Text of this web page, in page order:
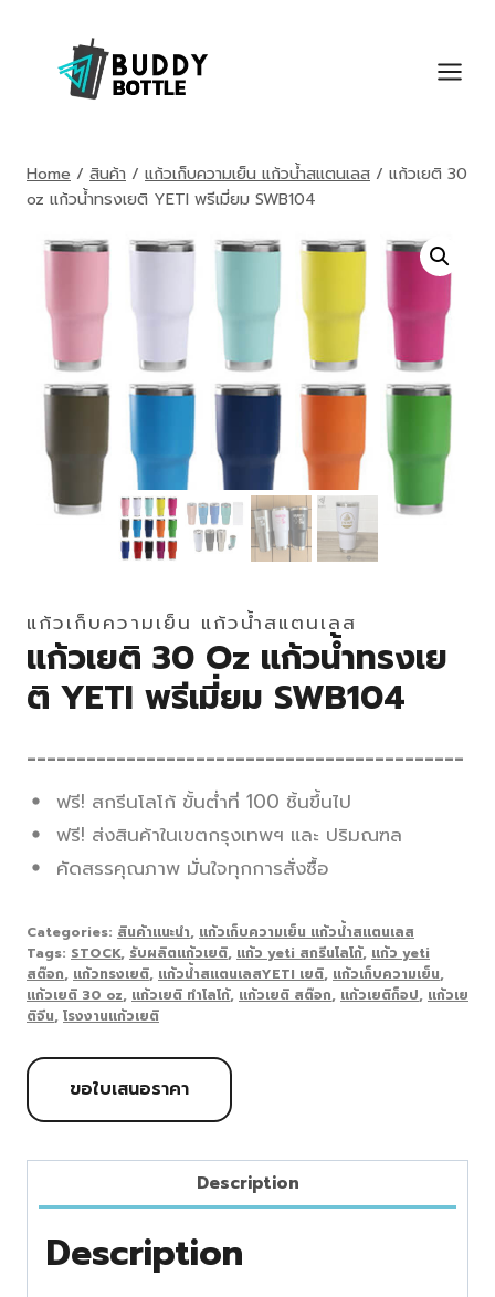
content
Home / สินค้า / แก้วเก็บความเย็น แก้วน้ำสแตนเลส / แก้วเยติ 30
oz แก้วน้ำทรงเยติ YETI พรีเมี่ยม SWB104
แก้วเก็บความเย็น แก้วน้ำสแตนเลส
แก้วเยติ 30 Oz แก้วน้ำทรงเย
ติ YETI พรีเมี่ยม SWB104
____________________________________________
ฟรี! สกรีนโลโก้ ขั้นต่ำที่ 100 ชิ้นขึ้นไป
ฟรี! ส่งสินค้าในเขตกรุงเทพฯ และ ปริมณฑล
คัดสรรคุณภาพ มั่นใจทุกการสั่งซื้อ
Categories: สินค้าแนะนำ, แก้วเก็บความเย็น แก้วน้ำสแตนเลส
Tags: STOCK, รับผลิตแก้วเยติ, แก้ว yeti สกรีนโลโก้, แก้ว yeti
สต๊อก, แก้วทรงเยติ, แก้วน้ำสแตนเลสYETI เยติ, แก้วเก็บความเย็น,
แก้วเยติ 30 oz, แก้วเยติ ทำโลโก้, แก้วเยติ สต๊อก, แก้วเยติก็อป, แก้วเย
ติจีน, โรงงานแก้วเยติ
ขอใบเสนอราคา
Description
Description